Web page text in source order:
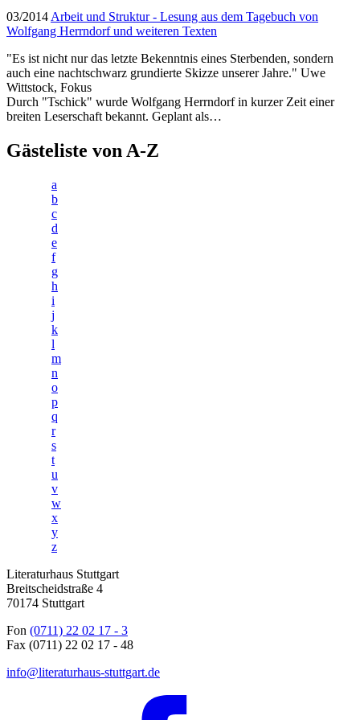
03/2014 Arbeit und Struktur - Lesung aus dem Tagebuch von
Wolfgang Herrndorf und weiteren Texten
"Es ist nicht nur das letzte Bekenntnis eines Sterbenden, sondern
auch eine nachtschwarz grundierte Skizze unserer Jahre." Uwe
Wittstock, Fokus
Durch "Tschick" wurde Wolfgang Herrndorf in kurzer Zeit einer
breiten Leserschaft bekannt. Geplant als…
Gästeliste von A-Z
a
b
c
d
e
f
g
h
i
j
k
l
m
n
o
p
q
r
s
t
u
v
w
x
y
z
Literaturhaus Stuttgart
Breitscheidstraße 4
70174 Stuttgart
Fon (0711) 22 02 17 - 3
Fax (0711) 22 02 17 - 48
info@literaturhaus-stuttgart.de